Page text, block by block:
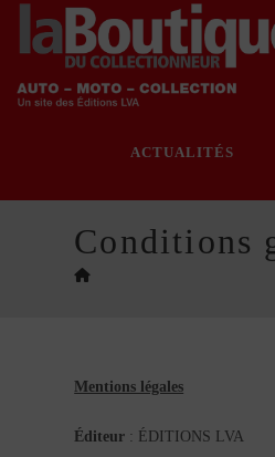
ACTUALITÉS
Conditions
Mentions légales
Éditeur : ÉDITIONS LVA